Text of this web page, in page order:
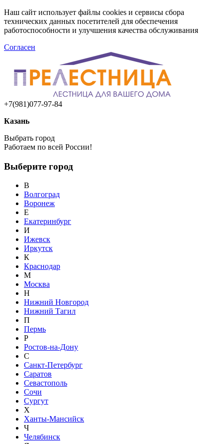
Наш сайт использует файлы cookies и сервисы сбора
технических данных посетителей для обеспечения
работоспособности и улучшения качества обслуживания
Согласен
+7(981)077-97-84
Казань
Выбрать город
Работаем по всей России!
Выберите город
В
Волгоград
Воронеж
Е
Екатеринбург
И
Ижевск
Иркутск
К
Краснодар
М
Москва
Н
Нижний Новгород
Нижний Тагил
П
Пермь
Р
Ростов-на-Дону
С
Санкт-Петербург
Саратов
Севастополь
Сочи
Сургут
Х
Ханты-Мансийск
Ч
Челябинск